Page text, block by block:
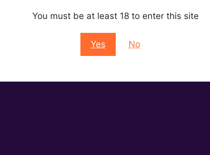
You must be at least 18 to enter this site
Yes No